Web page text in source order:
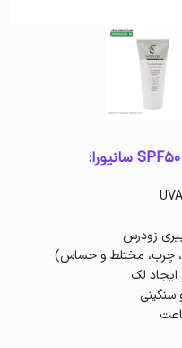
زودرس
چرب، مختلط و حساس)
لک‌